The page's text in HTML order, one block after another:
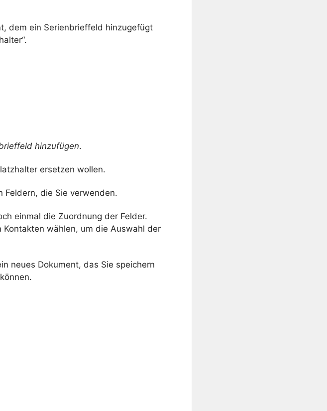
dem ein Serienbrieffeld hinzugefügt
hinzufügen.
ersetzen wollen.
Feldern, die Sie verwenden.
einmal die Zuordnung der Felder.
Kontakten wählen, um die Auswahl der
neues Dokument, das Sie speichern